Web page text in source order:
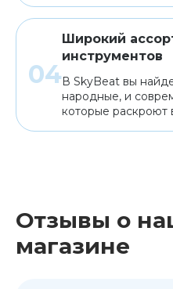
Широкий
инструментов
В SkyBeat вы
народные, и
которые раскроют
Отзывы о
магазине